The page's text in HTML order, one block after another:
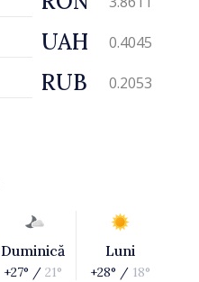
UAH 0.4045
RUB 0.2053
Duminică
+27° / 21°
Luni
+28° / 18°